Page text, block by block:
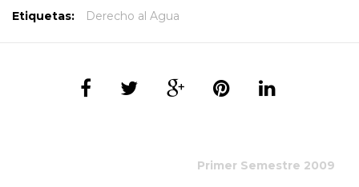
Etiquetas: Derecho al Agua
Primer Semestre 2009